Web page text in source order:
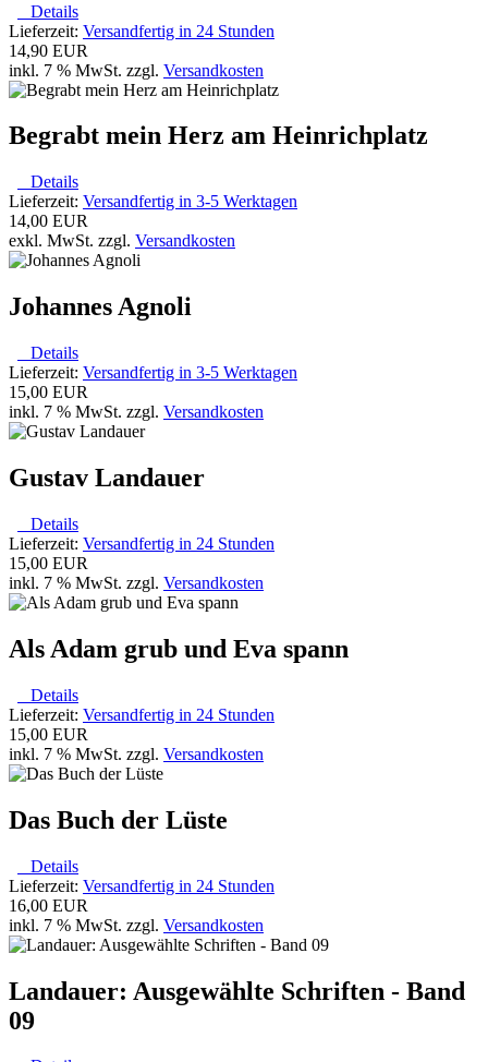
Details
Lieferzeit: Versandfertig in 24 Stunden
14,90 EUR
inkl. 7 % MwSt. zzgl. Versandkosten
Begrabt mein Herz am Heinrichplatz
Details
Lieferzeit: Versandfertig in 3-5 Werktagen
14,00 EUR
exkl. MwSt. zzgl. Versandkosten
Johannes Agnoli
Details
Lieferzeit: Versandfertig in 3-5 Werktagen
15,00 EUR
inkl. 7 % MwSt. zzgl. Versandkosten
Gustav Landauer
Details
Lieferzeit: Versandfertig in 24 Stunden
15,00 EUR
inkl. 7 % MwSt. zzgl. Versandkosten
Als Adam grub und Eva spann
Details
Lieferzeit: Versandfertig in 24 Stunden
15,00 EUR
inkl. 7 % MwSt. zzgl. Versandkosten
Das Buch der Lüste
Details
Lieferzeit: Versandfertig in 24 Stunden
16,00 EUR
inkl. 7 % MwSt. zzgl. Versandkosten
Landauer: Ausgewählte Schriften - Band
09